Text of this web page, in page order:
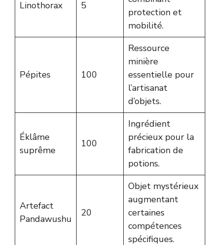
Linothorax 5
protection et
mobilité.
Pépites 100
Ressource
minière
essentielle pour
l’artisanat
d’objets.
Éklâme
suprême
100
Ingrédient
précieux pour la
fabrication de
potions.
Artefact
Pandawushu
20
Objet mystérieux
augmentant
certaines
compétences
spécifiques.